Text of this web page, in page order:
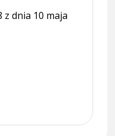
dnia 10 maja